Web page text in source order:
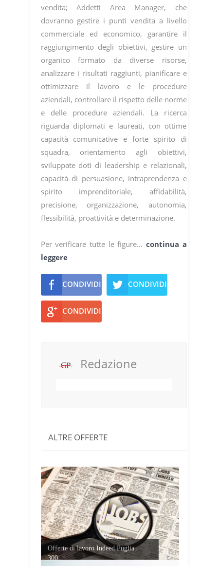
vendita; Addetti Area Manager, che
dovranno gestire i punti vendita a livello
commerciale ed economico, garantire il
raggiungimento degli obiettivi, gestire un
organico formato da diverse risorse,
analizzare i risultati raggiunti, pianificare e
ottimizzare il lavoro e le procedure
aziendali, controllare il rispetto delle norme
e delle procedure aziendali. La ricerca
riguarda diplomati e laureati, con ottime
capacità comunicative e forte spirito di
squadra, orientamento agli obiettivi,
sviluppate doti di leadership e relazionali,
capacità di persuasione, intraprendenza e
spirito imprenditoriale, affidabilità,
precisione, organizzazione, autonomia,
flessibilità, proattività e determinazione.
Per verificare tutte le figure… continua a
leggere
CONDIVIDI CONDIVIDI
CONDIVIDI
Redazione
ALTRE OFFERTE
Offerte di lavoro Indeed Puglia
300...